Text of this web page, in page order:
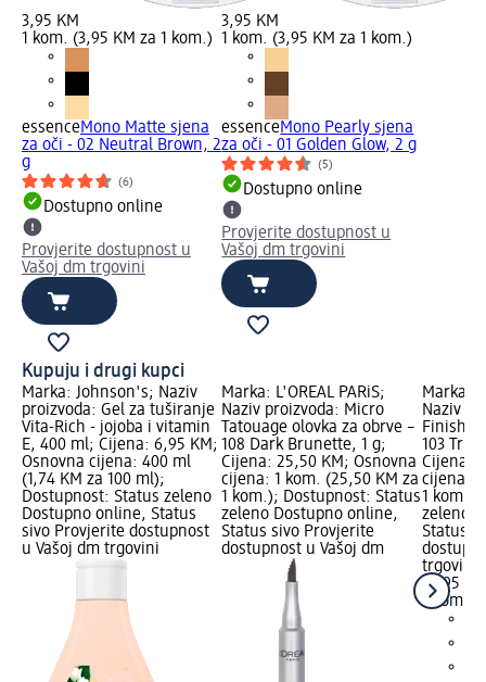
3,95 KM
1 kom. (3,95 KM za 1 kom.)
essenceMono Matte sjena
za oči - 02 Neutral Brown, 2
g
(6)
Dostupno online
Provjerite dostupnost u
Vašoj dm trgovini
3,95 KM
1 kom. (3,95 KM za 1 kom.)
essenceMono Pearly sjena
za oči - 01 Golden Glow, 2 g
(5)
Dostupno online
Provjerite dostupnost u
Vašoj dm trgovini
Kupuju i drugi kupci
Marka: Johnson's; Naziv
proizvoda: Gel za tuširanje
Vita-Rich - jojoba i vitamin
E, 400 ml; Cijena: 6,95 KM;
Osnovna cijena: 400 ml
(1,74 KM za 100 ml);
Dostupnost: Status zeleno
Dostupno online, Status
sivo Provjerite dostupnost
u Vašoj dm trgovini
Marka: L'ORÉAL PARiS;
Naziv proizvoda: Micro
Tatouage olovka za obrve –
108 Dark Brunette, 1 g;
Cijena: 25,50 KM; Osnovna
cijena: 1 kom. (25,50 KM za
1 kom.); Dostupnost: Status
zeleno Dostupno online,
Status sivo Provjerite
dostupnost u Vašoj dm
Marka:
Naziv
Finish
103
Cijena:
cijena: 1
1 kom.);
zeleno
Status
trgovini
19,95 KM
1 kom.